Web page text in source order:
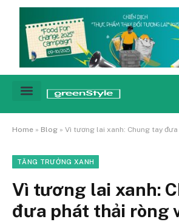
Home » Blog » Vì tương lai xanh: Chung tay
TĂNG TRƯỞNG XANH
Vì tương lai xanh:
đưa phát thải ròng